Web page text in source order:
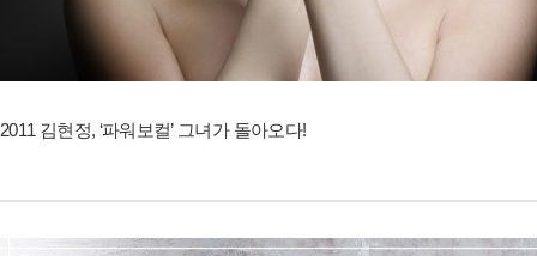
2011 김현정, ‘파워보컬’ 그녀가 돌아오다!